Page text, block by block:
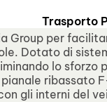
dal 10 al 21
Trasporto
per
Dotato di
lo sforzo
pianale ribassato
gli interni del